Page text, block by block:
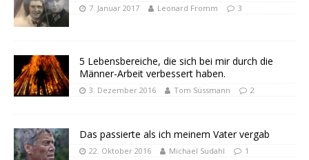
7. Januar 2017 Leonard Fromm 3
5 Lebensbereiche, die sich bei mir durch die
Männer-Arbeit verbessert haben.
3. Dezember 2016 Tom Süssmann 2
Das passierte als ich meinem Vater vergab
22. Oktober 2016 Michael Sudahl 1